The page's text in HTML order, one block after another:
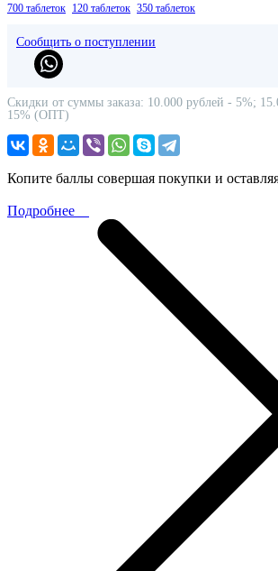
700 таблеток 120 таблеток 350 таблеток
Сообщить о поступлении
Скидки от суммы заказа: 10.000 рублей - 5%;
15% (ОПТ)
Копите баллы совершая покупки и
Подробнее